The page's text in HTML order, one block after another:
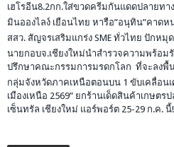
เฮโรอีน8.2กก.ใส่ขวดครีมกันแดดปลายทาง
มินอองไลง์ เยือนไทย หารือ”อนุทิน”คาด
สสว. สัญจรเสริมแกร่ง SME ทั่วไทย ปักหมุ
นายกอบจ.เชียงใหม่นำสำรวจความพร้อม
ปรึกษาคณะกรรมการมรดกโลก ที่จะลงพื้
กลุ่มจังหวัดภาคเหนือตอนบน 1 ขับเคลื่อนเ
เมืองเหนือ 2569” ยกร้านเด็ดสินค้าเกษต
เซ็นทรัล เชียงใหม่ แอร์พอร์ต 25-29 ก.ค. นี้!